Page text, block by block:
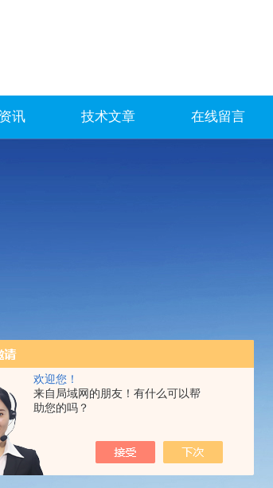
欢迎您！
来自局域网的朋友！有什么可以帮
助您的吗？
讯 技术文章 在线留言